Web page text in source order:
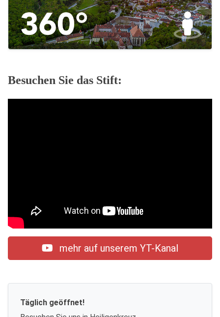
Besuchen Sie das Stift:
mehr auf unserem YT-Kanal
Täglich geöffnet!